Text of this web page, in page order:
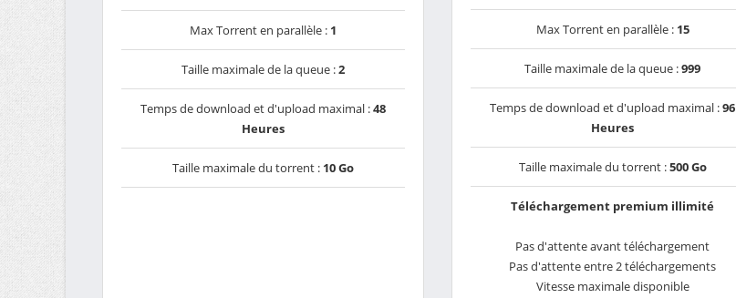
Max Torrent en parallèle : 1
Taille maximale de la queue :2
Temps de download et d'upload maximal :48
Heures
Taille maximale du torrent : 10 Go
Max Torrent en parallèle : 15
Taille maximale de la queue :999
Temps de download et d'upload maximal :96
Heures
Taille maximale du torrent :500 Go
Téléchargement premium illimité
Pas d'attente avant téléchargement
Pas d'attente entre 2 téléchargements
Vitesse maximale disponible